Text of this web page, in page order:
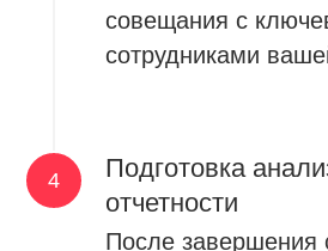
совещания с
сотрудниками
Подготовка
отчетности
После завершения